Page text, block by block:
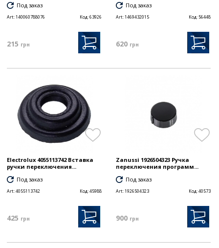
Под заказ
Art:140060788076 Код:63926
215 грн
Под заказ
Art:1469432015 Код:56448
620 грн
Electrolux 4055113742 Вставка
ручки переключения...
Под заказ
Art:4055113742 Код:45988
425 грн
Zanussi 1926504323 Ручка
переключения программ...
Под заказ
Art:1926504323 Код:40573
900 грн